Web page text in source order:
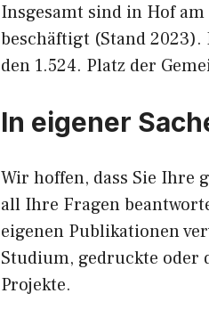
Insgesamt sind in Hof
beschäftigt (Stand 2023).
den 1.524. Platz der
In eigener
Wir hoffen, dass Sie Ihre
all Ihre Fragen
eigenen Publikationen
Studium, gedruckte oder
Projekte.